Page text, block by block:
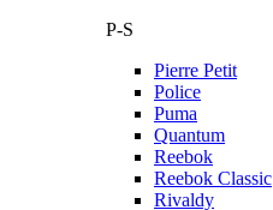
P-S
Pierre Petit
Police
Puma
Quantum
Reebok
Reebok Classic
Rivaldy